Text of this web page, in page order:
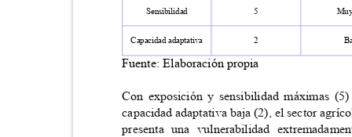
Sensibilidad 5
2
Capacidad adaptativa
Fuente: Elaboración propia
Con exposición y sensibilidad máximas
capacidad adaptativa baja (2), el sector
presenta una vulnerabilidad